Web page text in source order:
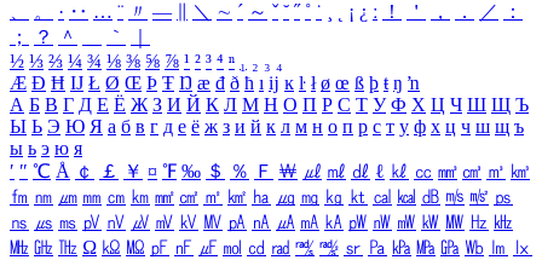
、
。 · ‥ … ¨ 〃 ― ＼ ∼ ´ ～ ˇ ˘ ˝ ˚ ˙ ¸ ¡ ¿ ː ！ ＇ ， ． ／
：
；
？ ＾ ｀
½ ⅓ ⅔ ¼ ¾ ⅛ ⅜ ⅝ ⅞ ¹ ² ³ ⁴ ⁿ ₁ ₂ ₃ ₄
Æ Ð Ħ Ĳ Ł Ø Œ Þ Ŧ Ŋ æ đ ð ħ ı ĳ ĸ ŀ ł ø œ ß þ ŧ ŋ ŉ
А Б В Г Д Е Ё Ж З И Й К Л М Н О П Р С Т У Ф Х Ц Ч Ш Щ Ъ
Ы Ь Э Ю Я а б в г д е ё ж з и й к л м н о п р с т у ф х ц ч ш щ ъ
ы ь э ю я
′ ″ ℃ Å ￠ ￡ ￥ ¤ ℉ ‰ ＄ ％ Ｆ ￦ ㎕ ㎖ ㎗ ℓ ㎘ ㏄ ㎣ ㎤ ㎥ ㎦
㎙ ㎚ ㎛ ㎜ ㎝ ㎞ ㎟ ㎠ ㎡ ㎢ ㏊ ㎍ ㎎ ㎏ ㏏ ㎈ ㎉ ㏈ ㎧ ㎨ ㎰
㎱ ㎲ ㎳ ㎴ ㎵ ㎶ ㎷ ㎸ ㎹ ㎀ ㎁ ㎂ ㎃ ㎄ ㎺ ㎻ ㎽ ㎾ ㎿ ㎐ ㎑
㎒ ㎓ ㎔ Ω ㏀ ㏁ ㎊ ㎋ ㎌ ㏖ ㏅ ㎭ ㎮ ㎯ ㏛ ㎩ ㎪ ㎫ ㎬ ㏝ ㏐
㏓